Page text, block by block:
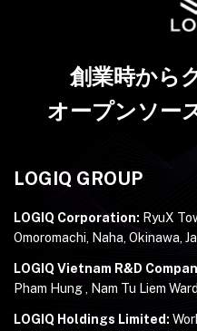
創業時から
オープンソー
LOGIQ GROUP
LOGIQ Corporation: RyuX
Omoromachi, Naha, Okinawa,
LOGIQ Vietnam R&D
Pham Hung , Nam Tu Liem
LOGIQ Holdings Limited: